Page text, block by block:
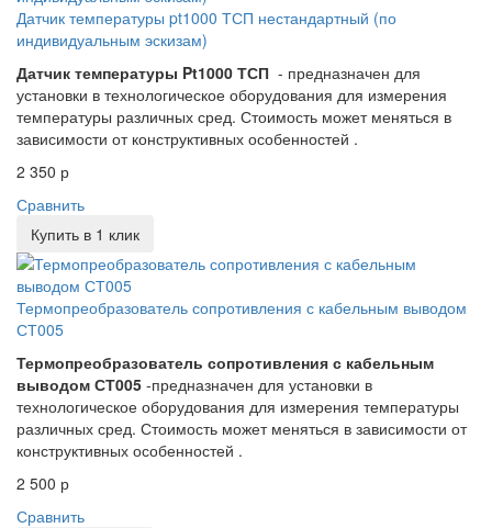
Датчик температуры pt1000 ТСП нестандартный (по
индивидуальным эскизам)
Датчик температуры Pt1000 ТСП - предназначен для
установки в технологическое оборудования для измерения
температуры различных сред. Стоимость может меняться в
зависимости от конструктивных особенностей .
2 350 р
Сравнить
Купить в 1 клик
Термопреобразователь сопротивления с кабельным выводом
СТ005
Термопреобразователь сопротивления с кабельным
выводом СТ005 -предназначен для установки в
технологическое оборудования для измерения температуры
различных сред. Стоимость может меняться в зависимости от
конструктивных особенностей .
2 500 р
Сравнить